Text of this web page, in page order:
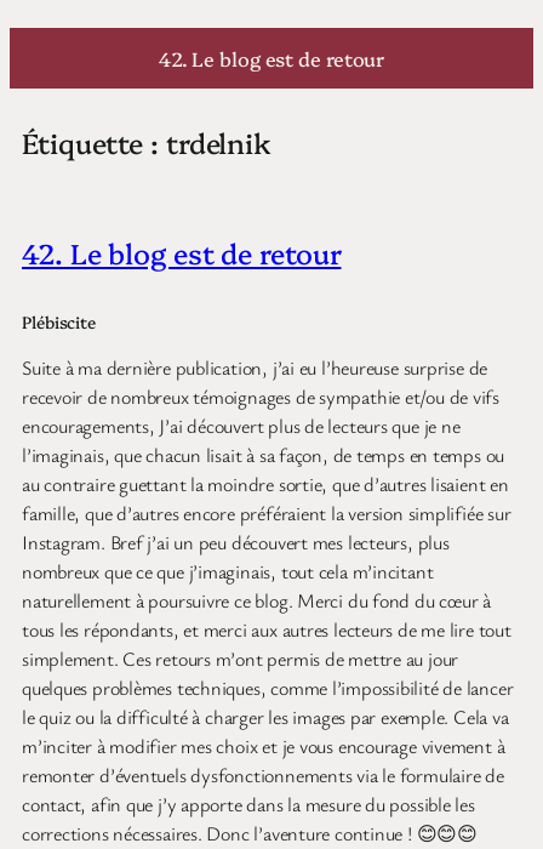
Aller
42. Le blog est de retour
Étiquette : trdelnik
42. Le blog est de retour
Plébiscite
Suite à ma dernière publication, j’ai eu l’heureuse surprise de
recevoir de nombreux témoignages de sympathie et/ou de vifs
encouragements, J’ai découvert plus de lecteurs que je ne
l’imaginais, que chacun lisait à sa façon, de temps en temps ou
au contraire guettant la moindre sortie, que d’autres lisaient en
famille, que d’autres encore préféraient la version simplifiée sur
Instagram. Bref j’ai un peu découvert mes lecteurs, plus
nombreux que ce que j’imaginais, tout cela m’incitant
naturellement à poursuivre ce blog. Merci du fond du cœur à
tous les répondants, et merci aux autres lecteurs de me lire tout
simplement. Ces retours m’ont permis de mettre au jour
quelques problèmes techniques, comme l’impossibilité de lancer
le quiz ou la difficulté à charger les images par exemple. Cela va
m’inciter à modifier mes choix et je vous encourage vivement à
remonter d’éventuels dysfonctionnements via le formulaire de
contact, afin que j’y apporte dans la mesure du possible les
corrections nécessaires. Donc l’aventure continue ! 😊😊😊